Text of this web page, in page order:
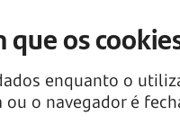
os
enquanto o
o navegador é